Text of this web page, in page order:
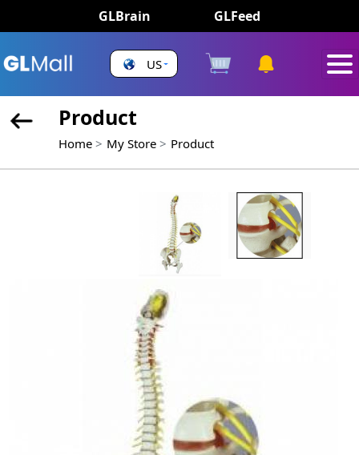
GLBrain GLFeed
US
Product
Home My Store Product